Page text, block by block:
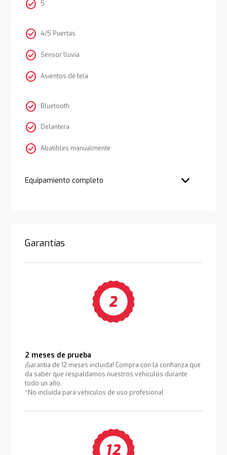
check_circle 5
check_circle 4/5 Puertas
check_circle Sensor lluvia
check_circle Asientos de tela
check_circle Bluetooth
check_circle Delantera
check_circle Abatibles manualmente
Equipamiento completo
Garantías
2 meses de prueba
¡Garantía de 12 meses incluida! Compra con la confianza que
da saber que respaldamos nuestros vehículos durante
todo un año.
*No incluida para vehículos de uso profesional